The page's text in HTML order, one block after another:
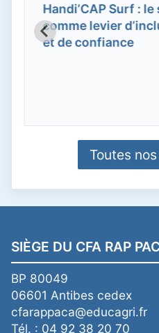
Handi’CAP Surf :
comme levier
et de confiance
Toutes
SIÈGE DU CFA RAP
BP 80049
06601 Antibes cedex
cfarappaca@educagri.fr
Tél. : 04 92 38 20 70